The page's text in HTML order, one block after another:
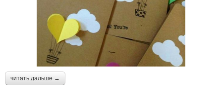
читать дальше →